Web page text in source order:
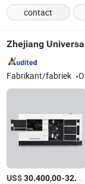
contact
Zhejiang
Fabrikant/fabriek
US$30.400,00-32.600,00